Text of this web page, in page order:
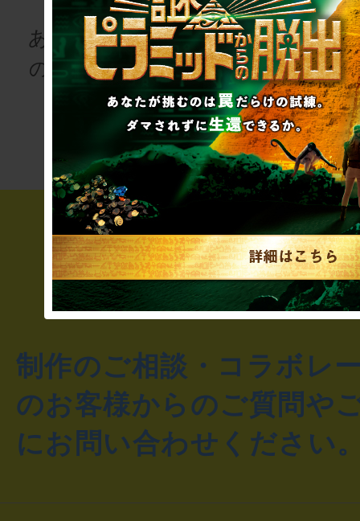
あなたも、物語
の登場人物にな
りませんか
次の授業は“謎
き”!?
制作のご相談・コラボレ
のお客様からのご質問や
にお問い合わせください